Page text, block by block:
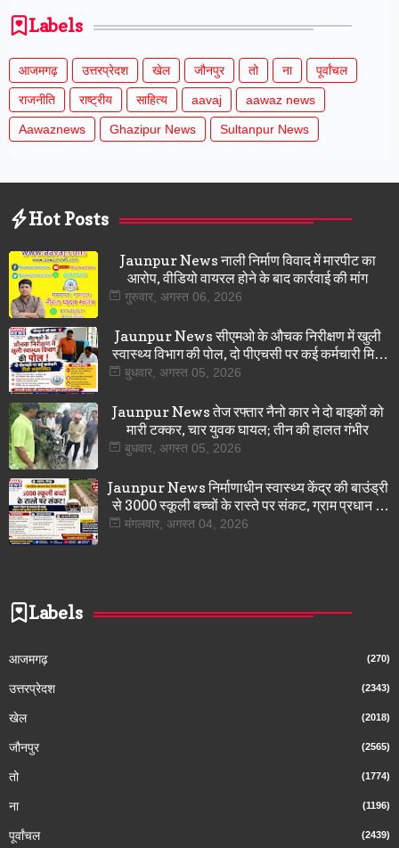
Labels
आजमगढ़ उत्तरप्रेदश खेल जौनपुर तो ना पूर्वांचल
राजनीति राष्ट्रीय साहित्य aavaj aawaz news
Aawaznews Ghazipur News Sultanpur News
Hot Posts
Jaunpur News नाली निर्माण विवाद में मारपीट का
आरोप, वीडियो वायरल होने के बाद कार्रवाई की मांग
गुरुवार, अगस्त 06, 2026
Jaunpur News सीएमओ के औचक निरीक्षण में खुली
स्वास्थ्य विभाग की पोल, दो पीएचसी पर कई कर्मचारी मिले
अनुपस्थित
बुधवार, अगस्त 05, 2026
Jaunpur News तेज रफ्तार नैनो कार ने दो बाइकों को
मारी टक्कर, चार युवक घायल; तीन की हालत गंभीर
बुधवार, अगस्त 05, 2026
Jaunpur News निर्माणाधीन स्वास्थ्य केंद्र की बाउंड्री
से 3000 स्कूली बच्चों के रास्ते पर संकट, ग्राम प्रधान ने
डीएम से लगाई गुहार
मंगलवार, अगस्त 04, 2026
Labels
आजमगढ़ (270)
उत्तरप्रेदश (2343)
खेल (2018)
जौनपुर (2565)
तो (1774)
ना (1196)
पूर्वांचल (2439)